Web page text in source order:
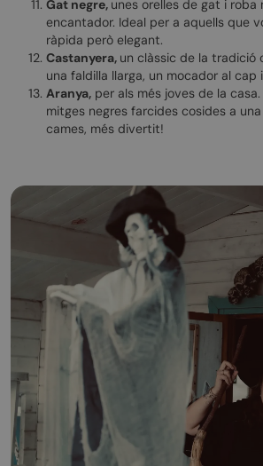
Gat negre, unes orelles de gat i roba
encantador. Ideal per a aquells que
ràpida però elegant.
Castanyera, un clàssic de la tradició
una faldilla llarga, un mocador al cap
Aranya, per als més joves de la
mitges negres farcides cosides a
cames, més divertit!